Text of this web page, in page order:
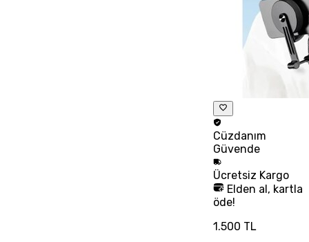
Cüzdanım
Güvende
Ücretsiz Kargo
Elden al, kartla
öde!
1.500 TL